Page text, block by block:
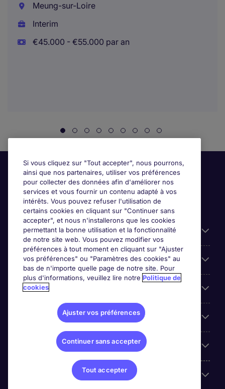
Meung-sur-Loire
Interim
€45.000 - €55.000 par an
Candidats
Entreprises
Contact
Les avis Google
Nos offres d'emploi
Si vous cliquez sur "Tout accepter", nous pourrons,
ainsi que nos partenaires, utiliser vos préférences
pour collecter des données afin d'améliorer nos
services et vous fournir un contenu adapté à vos
intérêts. Vous pouvez refuser l'utilisation de
certains cookies en cliquant sur "Continuer sans
accepter", et nous n'installerons que les cookies
permettant la bonne utilisation et la fonctionnalité
de notre site web. Vous pouvez modifier vos
préférences à tout moment en cliquant sur "Ajuster
vos préférences" ou "Paramètres des cookies" au
bas de n'importe quelle page de notre site. Pour
plus d'informations, veuillez lire notre Politique de
cookies
Ajuster vos préférences
Continuer sans accepter
Tout accepter